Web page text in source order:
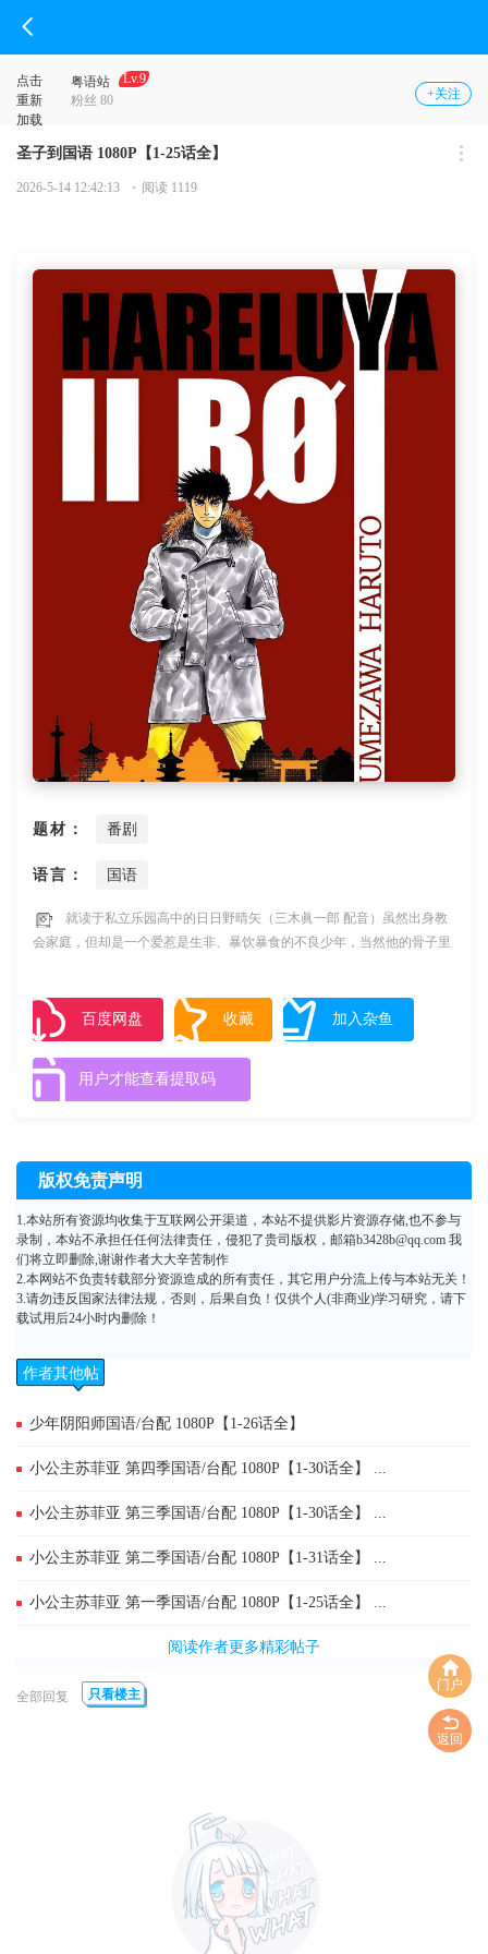
门户
返回
点击
重新
加载
粤语站
Lv.9
粉丝 80
+关注
圣子到国语 1080P【1-25话全】
2026-5-14 12:42:13 阅读 1119
题材： 番剧
语言： 国语
就读于私立乐园高中的日日野晴矢（三木眞一郎 配音）虽然出身教
会家庭，但却是一个爱惹是生非、暴饮暴食的不良少年，当然他的骨子里
音）以及游走于摇滚和机车之间的不良少年一条诚（有馬克明 配音）成为
成为好朋友。乐园高中位处闹市中心，周边满是杀气腾腾的不良少年，日
日野他们三不五时就会经历一场大战，他们的友情在血泪中得到见证，同
时也结交到更多好朋友。称霸世界是日日野的梦想，他朝着这个梦想全速
百度网盘 收藏 加入杂鱼
用户才能查看提取码
版权免责声明
1.本站所有资源均收集于互联网公开渠道，本站不提供影片资源存储,也不参与
录制，本站不承担任任何法律责任，侵犯了贵司版权，邮箱b3428b@qq.com 我
们将立即删除,谢谢作者大大辛苦制作
2.本网站不负责转载部分资源造成的所有责任，其它用户分流上传与本站无关！
3.请勿违反国家法律法规，否则，后果自负！仅供个人(非商业)学习研究，请下
载试用后24小时内删除！
作者其他帖
少年阴阳师国语/台配 1080P【1-26话全】
小公主苏菲亚 第四季国语/台配 1080P【1-30话全】 ...
小公主苏菲亚 第三季国语/台配 1080P【1-30话全】 ...
小公主苏菲亚 第二季国语/台配 1080P【1-31话全】 ...
小公主苏菲亚 第一季国语/台配 1080P【1-25话全】 ...
阅读作者更多精彩帖子
全部回复 只看楼主